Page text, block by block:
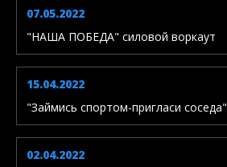
07.05.2022
"НАША ПОБЕДА" силовой воркаут
15.04.2022
"Займись спортом-пригласи соседа"
02.04.2022